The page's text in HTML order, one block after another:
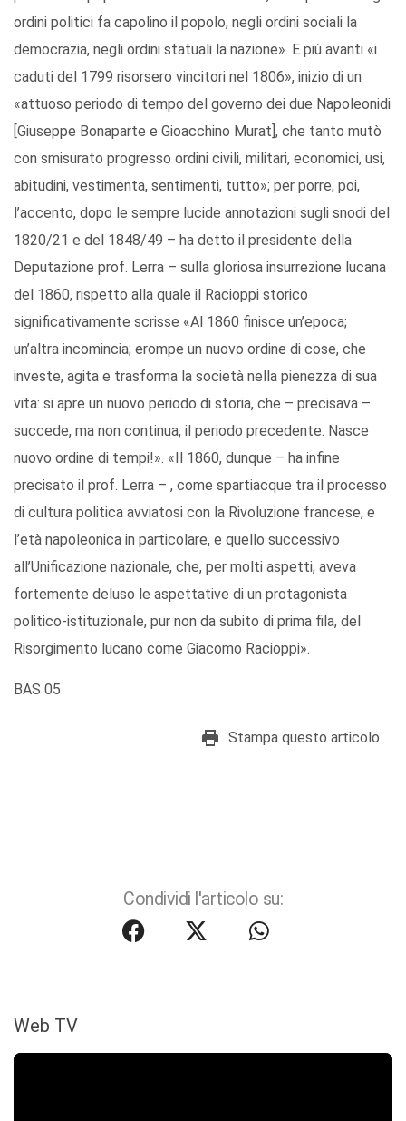
ordini politici fa capolino il popolo, negli ordini sociali la
democrazia, negli ordini statuali la nazione». E più avanti «i
caduti del 1799 risorsero vincitori nel 1806», inizio di un
«attuoso periodo di tempo del governo dei due Napoleonidi
[Giuseppe Bonaparte e Gioacchino Murat], che tanto mutò
con smisurato progresso ordini civili, militari, economici, usi,
abitudini, vestimenta, sentimenti, tutto»; per porre, poi,
l’accento, dopo le sempre lucide annotazioni sugli snodi del
1820/21 e del 1848/49 – ha detto il presidente della
Deputazione prof. Lerra – sulla gloriosa insurrezione lucana
del 1860, rispetto alla quale il Racioppi storico
significativamente scrisse «Al 1860 finisce un’epoca;
un’altra incomincia; erompe un nuovo ordine di cose, che
investe, agita e trasforma la società nella pienezza di sua
vita: si apre un nuovo periodo di storia, che – precisava –
succede, ma non continua, il periodo precedente. Nasce
nuovo ordine di tempi!». «Il 1860, dunque – ha infine
precisato il prof. Lerra – , come spartiacque tra il processo
di cultura politica avviatosi con la Rivoluzione francese, e
l’età napoleonica in particolare, e quello successivo
all’Unificazione nazionale, che, per molti aspetti, aveva
fortemente deluso le aspettative di un protagonista
politico-istituzionale, pur non da subito di prima fila, del
Risorgimento lucano come Giacomo Racioppi».
BAS 05
Stampa questo articolo
Condividi l'articolo su:
Web TV